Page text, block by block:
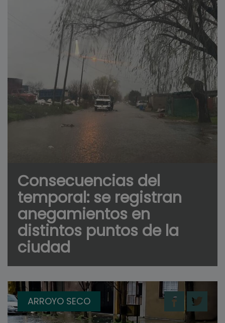
Consecuencias del
temporal: se registran
anegamientos en
distintos puntos de la
ciudad
ARROYO SECO